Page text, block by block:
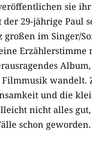
sie
29-jährige Paul
großen im Singer/
wandelt.
und die
nicht alles
schon geworden.